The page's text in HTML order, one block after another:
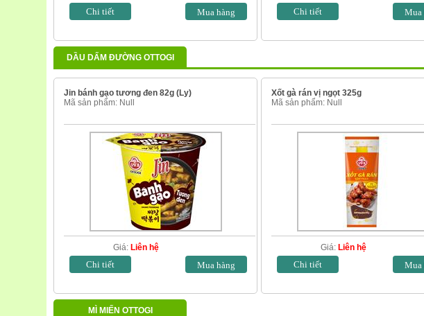
Chi tiết Chi tiết
DẦU DẤM ĐƯỜNG OTTOGI
Jin bánh gạo tương đen 82g (Ly)
Mã sản phẩm: Null
Giá: Liên hệ
Chi tiết
Xốt gà rán vị ngọt 325g
Mã sản phẩm: Null
Giá: Liên hệ
Chi tiết
MÌ MIẾN OTTOGI